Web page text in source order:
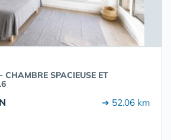
CHAMBRE SPACIEUSE ET
➔ 52.06 km